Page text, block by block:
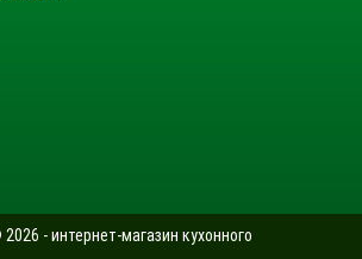
2026 - интернет-магазин кухонного